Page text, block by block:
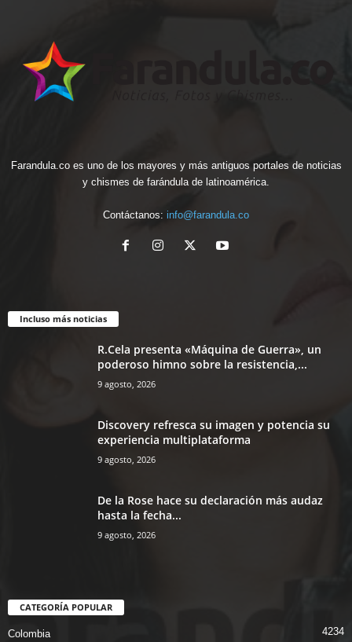
Farandula.co es uno de los mayores y más antiguos portales de noticias
y chismes de farándula de latinoamérica.
Contáctanos: info@farandula.co
Incluso más noticias
R.Cela presenta «Máquina de Guerra», un
poderoso himno sobre la resistencia,...
9 agosto, 2026
Discovery refresca su imagen y potencia su
experiencia multiplataforma
9 agosto, 2026
De la Rose hace su declaración más audaz
hasta la fecha...
9 agosto, 2026
CATEGORÍA POPULAR
Colombia 4234